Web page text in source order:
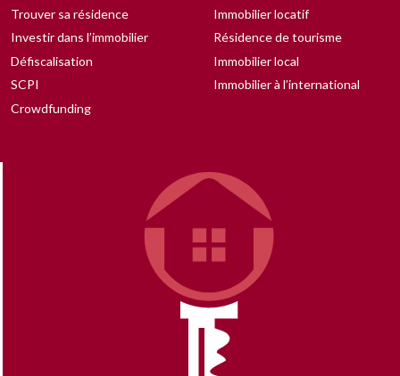
Trouver sa résidence
Investir dans l’immobilier
Défiscalisation
SCPI
Crowdfunding
Immobilier locatif
Résidence de tourisme
Immobilier local
Immobilier à l’international